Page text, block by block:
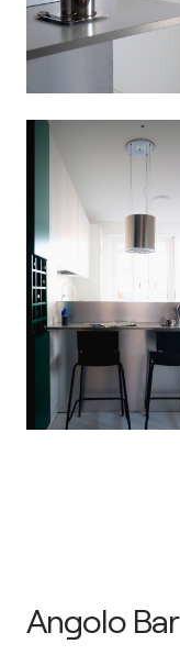
Angolo Bar